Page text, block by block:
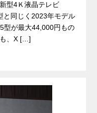
型4Ｋ液晶テレビ
と同じく2023年モデル
型が最大44,000円もの
、X […]